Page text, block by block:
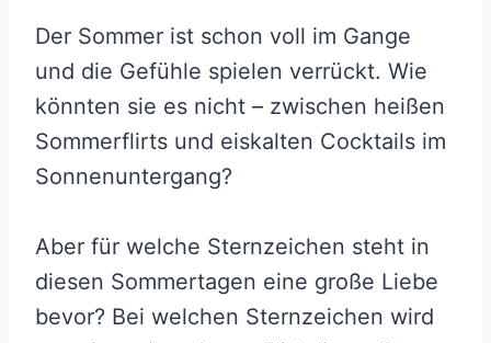
Der Sommer ist schon voll im Gange
und die Gefühle spielen verrückt. Wie
könnten sie es nicht – zwischen heißen
Sommerflirts und eiskalten Cocktails im
Sonnenuntergang?
Aber für welche Sternzeichen steht in
diesen Sommertagen eine große Liebe
bevor? Bei welchen Sternzeichen wird